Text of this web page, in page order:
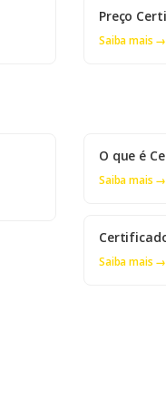
Preço
Saiba mais →
O que é
Saiba mais →
Saiba mais →